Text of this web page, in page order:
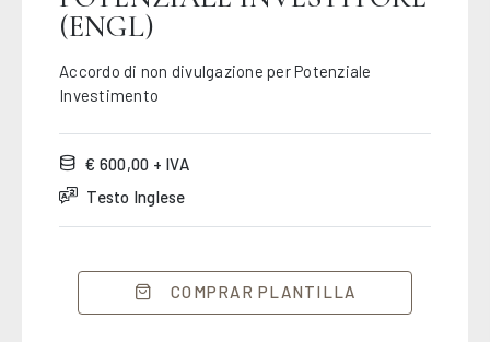
(ENGL)
Accordo di non divulgazione per Potenziale
Investimento
€ 600,00 + IVA
Testo Inglese
COMPRAR PLANTILLA